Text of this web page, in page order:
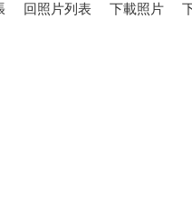
回照片列表 下載照片